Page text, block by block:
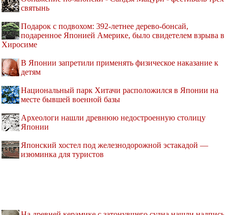
святынь
Подарок с подвохом: 392-летнее дерево-бонсай,
подаренное Японией Америке, было свидетелем взрыва в
Хиросиме
В Японии запретили применять физическое наказание к
детям
Национальный парк Хитачи расположился в Японии на
месте бывшей военной базы
Археологи нашли древнюю недостроенную столицу
Японии
Японский хостел под железнодорожной эстакадой —
изюминка для туристов